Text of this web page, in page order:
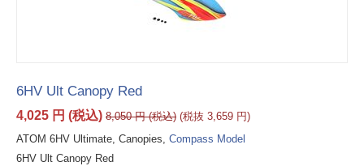
6HV Ult Canopy Red
4,025 円 (税込) 8,050 円(税込) (税抜 3,659 円)
ATOM 6HV Ultimate, Canopies, Compass Model
6HV Ult Canopy Red